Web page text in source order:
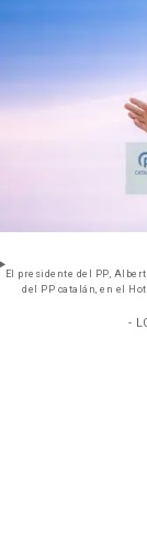
El presidente del PP,
del PP catalán, en el
-